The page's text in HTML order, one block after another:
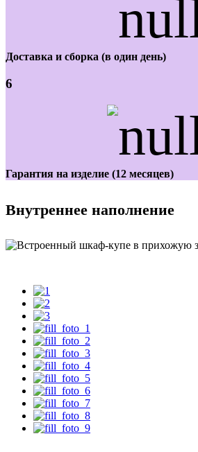
Доставка и сборка (в один день)
6
Гарантия на изделие (12 месяцев)
Внутреннее наполнение